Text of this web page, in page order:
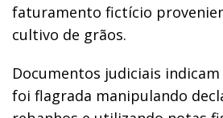
faturamento fictício
cultivo de grãos.
Documentos judiciais indicam
foi flagrada manipulando